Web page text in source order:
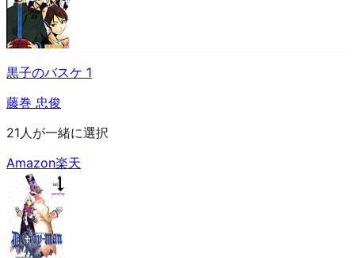
黒子のバスケ 1
藤巻 忠俊
21人が一緒に選択
Amazon楽天